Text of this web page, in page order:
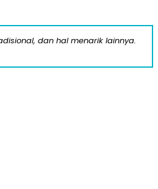
dan hal menarik lainnya.